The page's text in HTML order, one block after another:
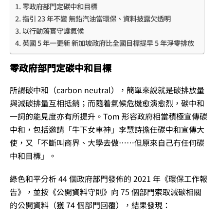
零政府部門定碳中和目標
指引 23 年不變 無鉛汽油當環保、資料披露欠透明
以行動落實守護氣候
英國 5 年一更新 新加坡政府比全國目標提早 5 年淨零排放
零政府部門定碳中和目標
所謂碳中和（carbon neutral），簡單來說就是碳排放量
與減碳排量互相抵銷；而隨着氣候危機愈演愈烈，碳中和
一詞的能見度亦有所提升。Tom 形容政府相當積極宣傳碳
中和，包括邀請「牛下女車神」李慧詩擔任碳中和宣傳大
使，又「不斷叫商界、大學去做……但原來自己冇任何碳
中和目標」。
綠色和平分析 44 個政府部門發佈的 2021 年《環保工作報
告》，並按《公開資料守則》向 75 個部門索取減碳相關
的公開資料（獲 74 個部門回覆），結果發現：